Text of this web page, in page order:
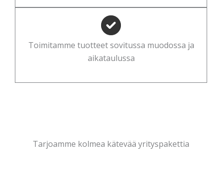
Toimitamme tuotteet sovitussa muodossa ja
aikataulussa
Tarjoamme kolmea kätevää yrityspakettia